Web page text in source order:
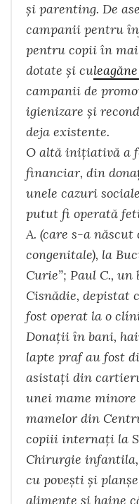
şi parenting. De
campanii pentru
pentru copii în
dotate şi cu
campanii de
igienizare şi
deja existente.
O altă iniţiativă a
financiar, din
unele cazuri
putut fi operată
A. (care s-a
congenitale), la
Curie”; Paul C.,
Cisnădie, depistat
fost operat la o
Donaţii în bani,
lapte praf au fost
asistaţi din
unei mame
mamelor din
copiii internaţi la
Chirurgie
cu poveşti şi
alimente și haine